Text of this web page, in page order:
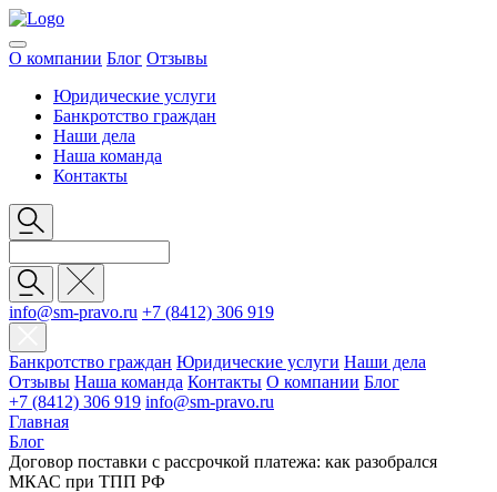
О компании Блог Отзывы
Юридические услуги
Банкротство граждан
Наши дела
Наша команда
Контакты
info@sm-pravo.ru +7 (8412) 306 919
Банкротство граждан Юридические услуги Наши дела
Отзывы Наша команда Контакты О компании Блог
+7 (8412) 306 919 info@sm-pravo.ru
Главная
Блог
Договор поставки с рассрочкой платежа: как разобрался
МКАС при ТПП РФ